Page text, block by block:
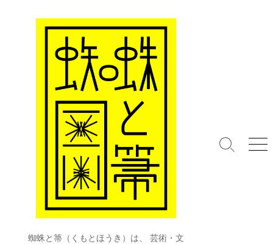
蜘蛛と箒（くもとほうき）は、 芸術・文
検
メ